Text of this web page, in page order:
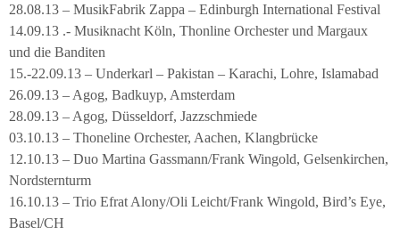
28.08.13 – MusikFabrik Zappa – Edinburgh International Festival
14.09.13 .- Musiknacht Köln, Thonline Orchester und Margaux
und die Banditen
15.-22.09.13 – Underkarl – Pakistan – Karachi, Lohre, Islamabad
26.09.13 – Agog, Badkuyp, Amsterdam
28.09.13 – Agog, Düsseldorf, Jazzschmiede
03.10.13 – Thoneline Orchester, Aachen, Klangbrücke
12.10.13 – Duo Martina Gassmann/Frank Wingold, Gelsenkirchen,
Nordsternturm
16.10.13 – Trio Efrat Alony/Oli Leicht/Frank Wingold, Bird’s Eye,
Basel/CH